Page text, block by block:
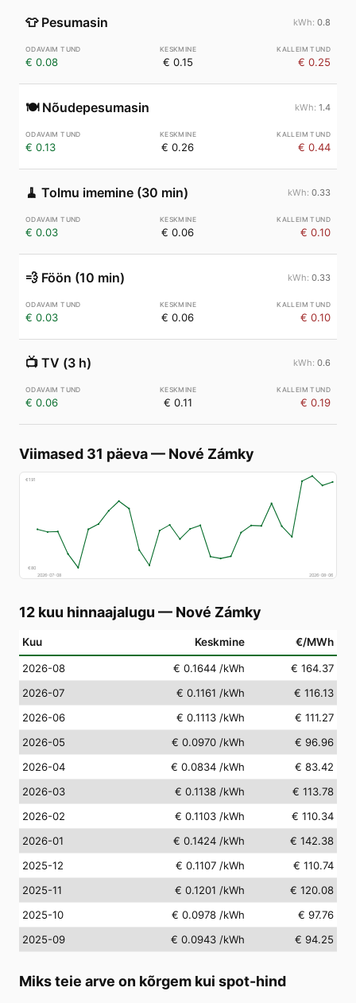
👕 Pesumasin 0.8
€ 0.08 € 0.15 € 0.25
🍽️ Nõudepesumasin 1.4
€ 0.13 € 0.26 € 0.44
🧹 Tolmu imemine (30 min) 0.33
€ 0.03 € 0.06 € 0.10
💨 Föön (10 min) 0.33
€ 0.03 € 0.06 € 0.10
📺 TV (3 h) 0.6
€ 0.06 € 0.11 € 0.19
Viimased 31 päeva— Nové Zámky
€191
€80
2026-07-08
2026-08-06
12 kuu hinnaajalugu — Nové Zámky
Kuu Keskmine €/MWh
2026-08 € 0.1644 /kWh
€ 164.37
2026-07
€ 0.1161 /kWh
€ 116.13
2026-06
€ 0.1113 /kWh
€ 111.27
2026-05
€ 0.0970 /kWh
€ 96.96
2026-04
€ 0.0834 /kWh
€ 83.42
2026-03
€ 0.1138 /kWh
€ 113.78
2026-02
€ 0.1103 /kWh
€ 110.34
2026-01
€ 0.1424 /kWh
€ 142.38
2025-12
€ 0.1107 /kWh
€ 110.74
2025-11
€ 0.1201 /kWh
€ 120.08
2025-10
€ 0.0978 /kWh
€ 97.76
2025-09
€ 0.0943 /kWh € 94.25
Miks teie arve on kõrgem kui spot-hind